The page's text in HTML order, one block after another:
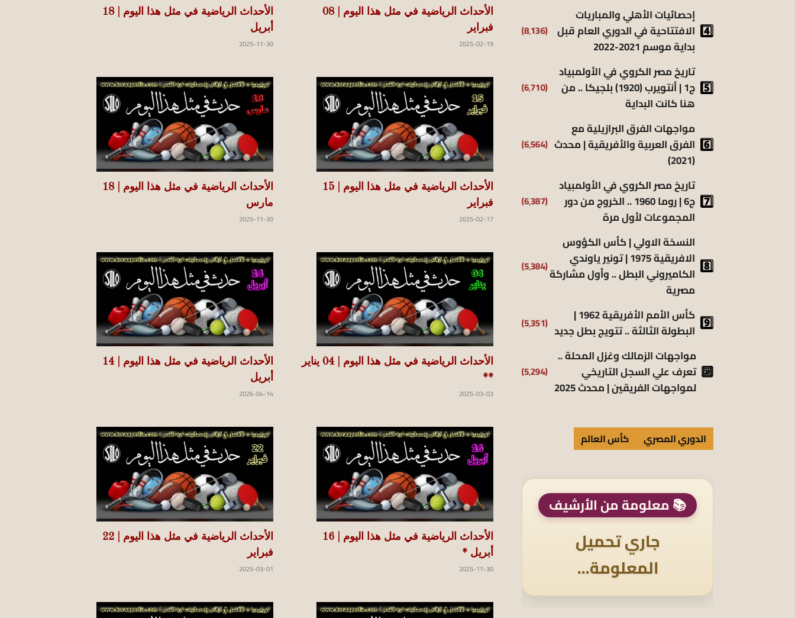
الأحداث الرياضية في مثل هذا اليوم | 18
أبريل
2025-11-30
الأحداث الرياضية في مثل هذا اليوم | 08
فبراير
2025-02-19
الأحداث الرياضية في مثل هذا اليوم | 18
مارس
2025-11-30
الأحداث الرياضية في مثل هذا اليوم | 15
فبراير
2025-02-17
الأحداث الرياضية في مثل هذا اليوم | 14
أبريل
2026-04-14
الأحداث الرياضية في مثل هذا اليوم | 04 يناير
**
2025-03-03
الأحداث الرياضية في مثل هذا اليوم | 22
فبراير
2025-03-01
الأحداث الرياضية في مثل هذا اليوم | 16
أبريل *
2025-11-30
إحصائيات الأهلي والمباريات
الافتتاحية في الدوري العام قبل
بداية موسم 2021-2022
(8٬136)
تاريخ مصر الكروي في الأولمبياد
ج1 | أنتويرب (1920) بلجيكا .. من
هنا كانت البداية
(6٬710)
مواجهات الفرق البرازيلية مع
الفرق العربية والأفريقية | محدث
(2021)
(6٬564)
تاريخ مصر الكروي في الأولمبياد
ج6 | روما 1960 .. الخروج من دور
المجموعات لأول مرة
(6٬387)
النسخة الاولي | كأس الكؤوس
الافريقية 1975 | تونير ياوندي
الكاميروني البطل .. وأول مشاركة
مصرية
(5٬384)
كأس الأمم الأفريقية 1962 |
البطولة الثالثة .. تتويج بطل جديد (5٬351)
مواجهات الزمالك وغزل المحلة ..
تعرف علي السجل التاريخي
لمواجهات الفريقين | محدث 2025
(5٬294)
الدوري المصري كأس العالم
📚 معلومة من الأرشيف
جاري تحميل
المعلومة...